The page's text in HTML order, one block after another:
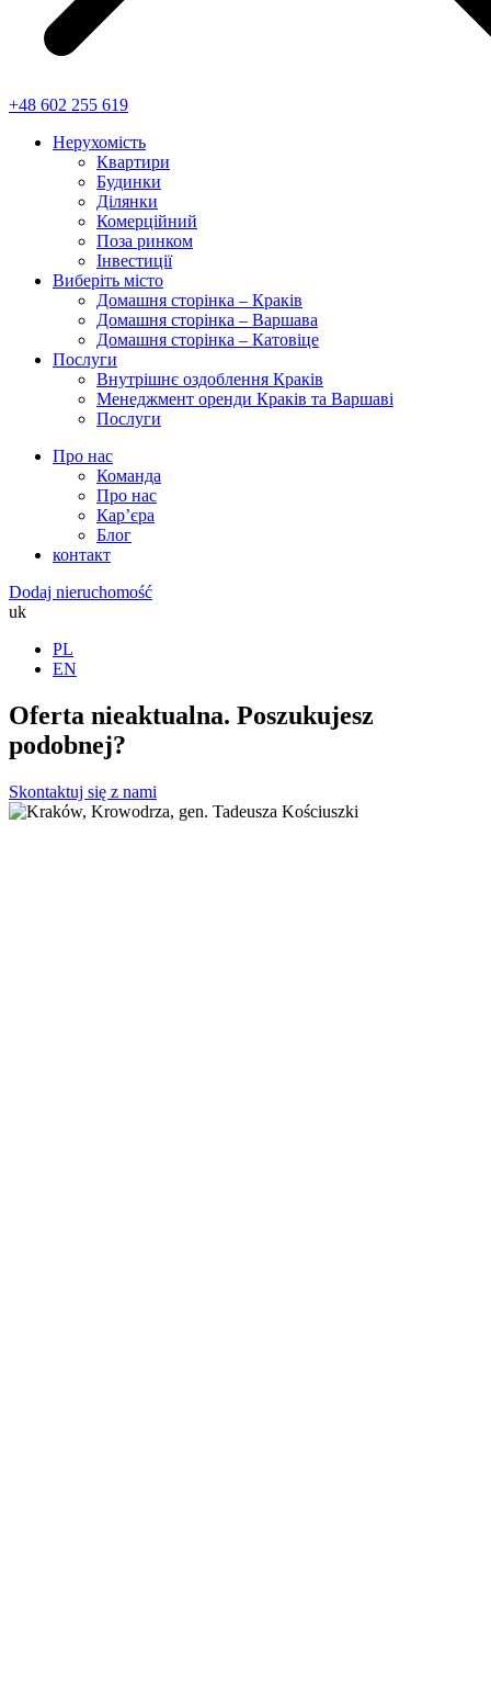
+48 602 255 619
Нерухомість
Квартири
Будинки
Ділянки
Комерційний
Поза ринком
Інвестиції
Виберіть місто
Домашня сторінка – Краків
Домашня сторінка – Варшава
Домашня сторінка – Катовіце
Послуги
Внутрішнє оздоблення Краків
Менеджмент оренди Краків та Варшаві
Послуги
Про нас
Команда
Про нас
Кар’єра
Блог
контакт
Dodaj nieruchomość
uk
PL
EN
Oferta nieaktualna. Poszukujesz
podobnej?
Skontaktuj się z nami